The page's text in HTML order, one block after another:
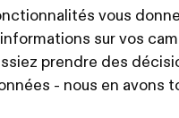
vous
sur vos
prendre des
- nous en avons